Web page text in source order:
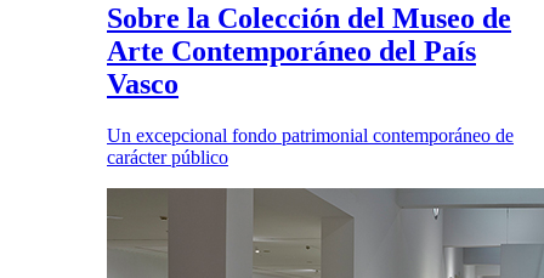
Sobre la Colección del Museo de
Arte Contemporáneo del País
Vasco
Un excepcional fondo patrimonial contemporáneo de
carácter público